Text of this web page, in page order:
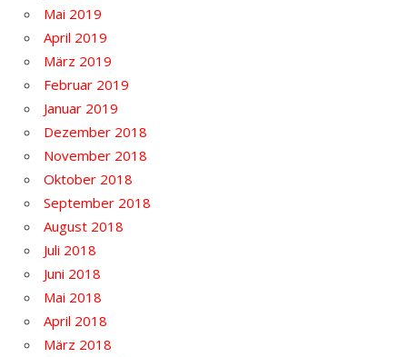
Mai 2019
April 2019
März 2019
Februar 2019
Januar 2019
Dezember 2018
November 2018
Oktober 2018
September 2018
August 2018
Juli 2018
Juni 2018
Mai 2018
April 2018
März 2018